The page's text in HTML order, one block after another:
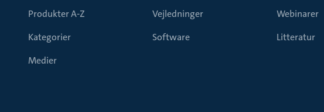
Produkter A-Z
Kategorier
Medier
Vejledninger
Software
Webinarer
Litteratur